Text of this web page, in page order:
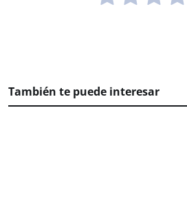
También te puede interesar